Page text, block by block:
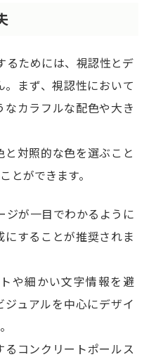
ためには、視認性とデ
まず、視認性において
カラフルな配色や大き
対照的な色を選ぶこと
とができます。
が一目でわかるように
することが推奨されま
や細かい文字情報を避
ュアルを中心にデザイ
コンクリートポールス